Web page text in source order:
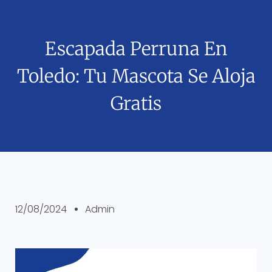
Escapada Perruna En
Toledo: Tu Mascota Se Aloja
Gratis
12/08/2024 Admin